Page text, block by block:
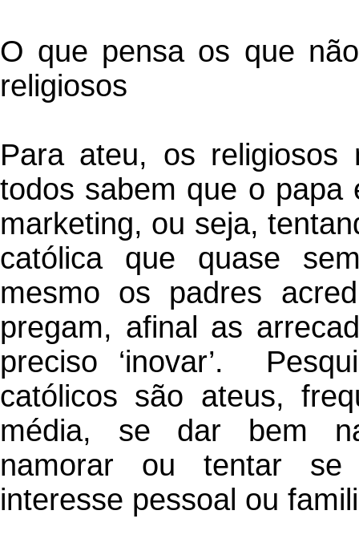
O que pensa os que
religiosos
Para ateu, os religiosos
todos sabem que o papa
marketing, ou seja,
católica que quase
mesmo os padres
pregam, afinal as
preciso ‘inovar’.
católicos são ateus,
média, se dar bem
namorar ou tentar se
interesse pessoal ou